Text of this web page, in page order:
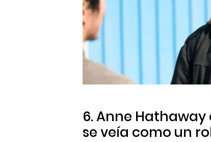
6. Anne Hathaway
se veía como un